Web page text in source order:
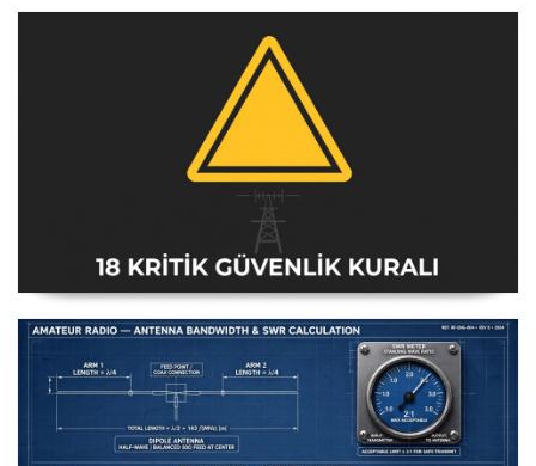
Amatör Telsiz İstasyonları Güvenlik Talimatı [18 Kritik